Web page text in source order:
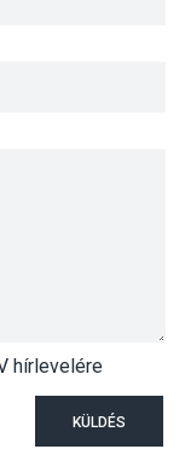
hírlevelére
KÜLDÉS